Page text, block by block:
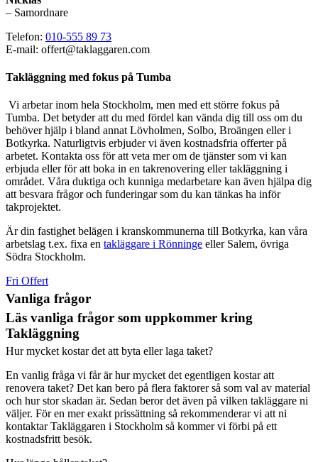
– Samordnare
Telefon: 010-555 89 73
E-mail: offert@taklaggaren.com
Takläggning med fokus på Tumba
Vi arbetar inom hela Stockholm, men med ett större fokus på
Tumba. Det betyder att du med fördel kan vända dig till oss om du
behöver hjälp i bland annat Lövholmen, Solbo, Broängen eller i
Botkyrka. Naturligtvis erbjuder vi även kostnadsfria offerter på
arbetet. Kontakta oss för att veta mer om de tjänster som vi kan
erbjuda eller för att boka in en takrenovering eller takläggning i
området. Våra duktiga och kunniga medarbetare kan även hjälpa dig
att besvara frågor och funderingar som du kan tänkas ha inför
takprojektet.
Är din fastighet belägen i kranskommunerna till Botkyrka, kan våra
arbetslag t.ex. fixa en takläggare i Rönninge eller Salem, övriga
Södra Stockholm.
Fri Offert
Vanliga frågor
Läs vanliga frågor som uppkommer kring
Takläggning
Hur mycket kostar det att byta eller laga taket?
En vanlig fråga vi får är hur mycket det egentligen kostar att
renovera taket? Det kan bero på flera faktorer så som val av material
och hur stor skadan är. Sedan beror det även på vilken takläggare ni
väljer. För en mer exakt prissättning så rekommenderar vi att ni
kontaktar Takläggaren i Stockholm så kommer vi förbi på ett
kostnadsfritt besök.